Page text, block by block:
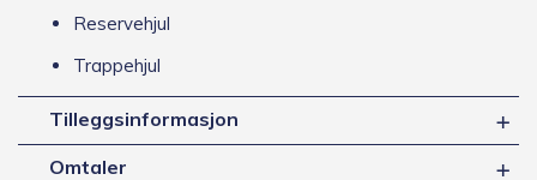
Reservehjul
Trappehjul
Tilleggsinformasjon
Omtaler